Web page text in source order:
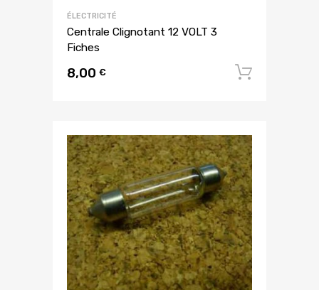
ÉLECTRICITÉ
Centrale Clignotant 12 VOLT 3
Fiches
8,00 €